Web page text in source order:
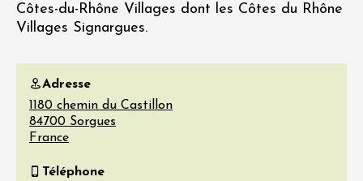
Côtes-du-Rhône Villages dont les Côtes du Rhône
Villages Signargues.
Adresse
1180 chemin du Castillon
84700 Sorgues
France
Téléphone